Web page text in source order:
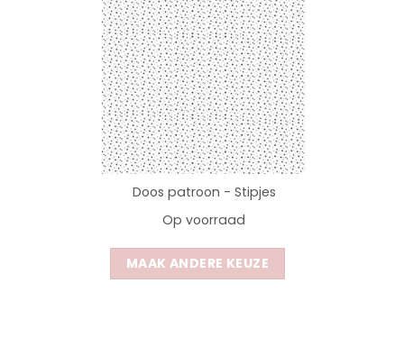
Doos patroon - Stipjes
Op voorraad
MAAK ANDERE KEUZE